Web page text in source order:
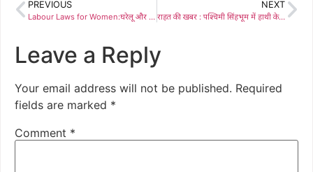
PREVIOUS
Labour Laws for Women:घरेलू और निर्माण क्षेत्र की महिलाओं को मिलेगा हक, इंटक-ILO ने बताए श्रम कानून के अधिकार
NEXT
राहत की खबर : पश्चिमी सिंहभूम में हाथी के आतंक पर फिलहाल ब्रेक, 8वें दिन कोई नई घटना नहीं
Leave a Reply
Your email address will not be published. Required
fields are marked *
Comment *